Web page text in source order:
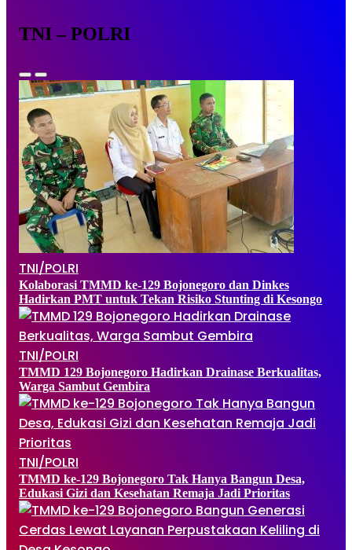
TNI – POLRI
TNI/POLRI
Kolaborasi TMMD ke-129 Bojonegoro dan Dinkes
Hadirkan PMT untuk Tekan Risiko Stunting di Kesongo
TNI/POLRI
TMMD 129 Bojonegoro Hadirkan Drainase Berkualitas,
Warga Sambut Gembira
TNI/POLRI
TMMD ke-129 Bojonegoro Tak Hanya Bangun Desa,
Edukasi Gizi dan Kesehatan Remaja Jadi Prioritas